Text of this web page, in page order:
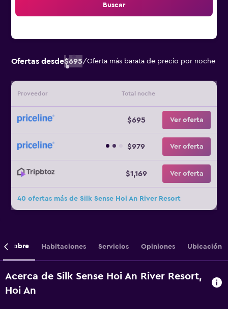
Buscar
Ofertas desde$695/Oferta más barata de precio por noche
Proveedor Total noche
$695 Ver oferta
$979 Ver oferta
$1,169 Ver oferta
40 ofertas más de Silk Sense Hoi An River Resort
Sobre Habitaciones Servicios Opiniones Ubicación
Acerca de Silk Sense Hoi An River Resort,
Hoi An